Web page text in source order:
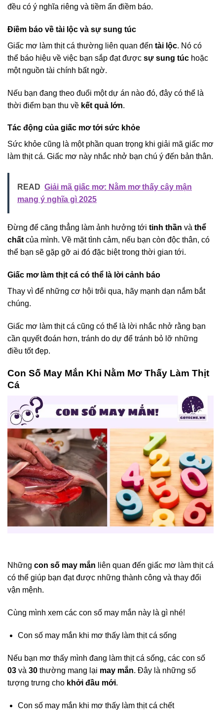
đều có ý nghĩa riêng và tiềm ẩn điềm báo.
Điềm báo về tài lộc và sự sung túc
Giấc mơ làm thịt cá thường liên quan đến tài lộc. Nó có
thể báo hiệu về việc bạn sắp đạt được sự sung túc hoặc
một nguồn tài chính bất ngờ.
Nếu bạn đang theo đuổi một dự án nào đó, đây có thể là
thời điểm bạn thu về kết quả lớn.
Tác động của giấc mơ tới sức khỏe
Sức khỏe cũng là một phần quan trọng khi giải mã giấc mơ
làm thịt cá. Giấc mơ này nhắc nhở bạn chú ý đến bản thân.
READ Giải mã giấc mơ: Nằm mơ thấy cây mận
mang ý nghĩa gì 2025
Đừng để căng thẳng làm ảnh hưởng tới tinh thần và thể
chất của mình. Về mặt tình cảm, nếu bạn còn độc thân, có
thể bạn sẽ gặp gỡ ai đó đặc biệt trong thời gian tới.
Giấc mơ làm thịt cá có thể là lời cảnh báo
Thay vì để những cơ hội trôi qua, hãy mạnh dạn nắm bắt
chúng.
Giấc mơ làm thịt cá cũng có thể là lời nhắc nhở rằng bạn
cần quyết đoán hơn, tránh do dự để tránh bỏ lỡ những
điều tốt đẹp.
Con Số May Mắn Khi Nằm Mơ Thấy Làm Thịt
Cá
Những con số may mắn liên quan đến giấc mơ làm thịt cá
có thể giúp bạn đạt được những thành công và thay đổi
vận mệnh.
Cùng mình xem các con số may mắn này là gì nhé!
Con số may mắn khi mơ thấy làm thịt cá sống
Nếu bạn mơ thấy mình đang làm thịt cá sống, các con số
03 và 30 thường mang lại may mắn. Đây là những số
tượng trưng cho khởi đầu mới.
Con số may mắn khi mơ thấy làm thịt cá chết